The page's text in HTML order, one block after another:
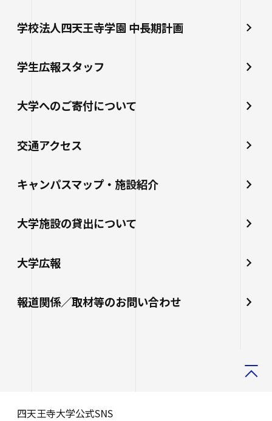
学校法人四天王寺学園 中長期計画
学生広報スタッフ
大学へのご寄付について
交通アクセス
キャンパスマップ・施設紹介
大学施設の貸出について
大学広報
報道関係／取材等のお問い合わせ
四天王寺大学公式SNS